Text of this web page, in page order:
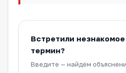
Встретили
термин?
Введите — найдём